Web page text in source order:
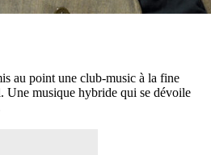
au point une club-music à la fine
Une musique hybride qui se dévoile